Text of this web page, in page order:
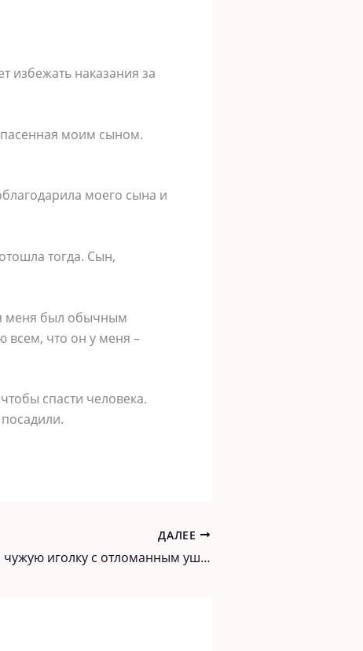
избежать наказания за
моим сыном.
моего сына и
тогда. Сын,
меня был обычным
всем, что он у меня –
спасти человека.
ДАЛЕЕ
Нашла дома чужую иголку с отломанным ушком